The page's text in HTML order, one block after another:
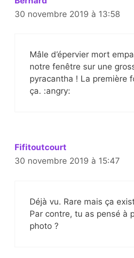
30 novembre 2019 à 13:58
Mâle d’épervier mort
notre fenêtre sur une
pyracantha ! La première
ça. :angry:
Fifitoutcourt
30 novembre 2019 à 15:47
Déjà vu. Rare mais ça
Par contre, tu as pensé à
photo ?